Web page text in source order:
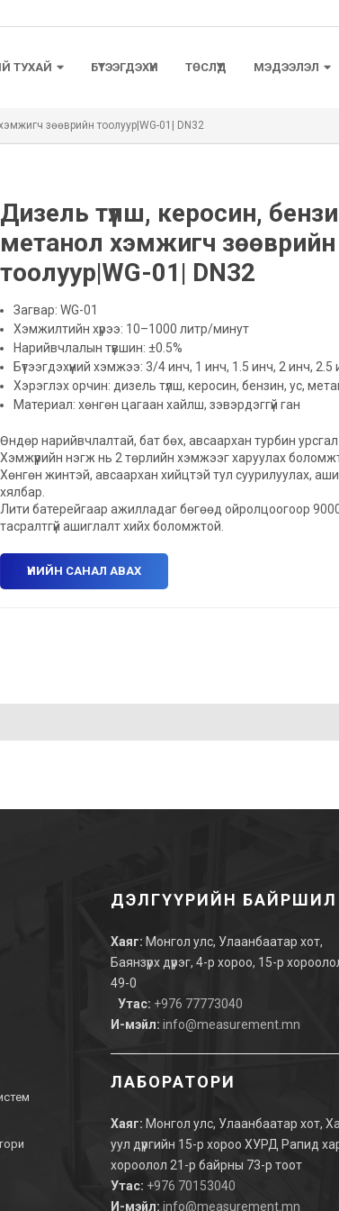
ТУХАЙ
БҮТЭЭГДЭХҮҮН ТӨСЛҮҮД МЭДЭЭЛЭЛ
зөөврийн тоолуур|WG-01| DN32
Дизель түлш, керосин,
метанол хэмжигч зөөврийн
тоолуур|WG-01| DN32
Загвар: WG-01
Хэмжилтийн хүрээ: 10–1000 литр/минут
Нарийвчлалын түвшин: ±0.5%
Бүтээгдэхүүний хэмжээ: 3/4 инч, 1 инч, 1.5 инч, 2 инч, 2.5
Хэрэглэх орчин: дизель түлш, керосин, бензин, ус,
Материал: хөнгөн цагаан хайлш, зэвэрдэггүй ган
Өндөр нарийвчлалтай, бат бөх, авсаархан турбин
Хэмжүүрийн нэгж нь 2 төрлийн хэмжээг харуулах
Хөнгөн жинтэй, авсаархан хийцтэй тул суурилуулах,
хялбар.
Лити батерейгаар ажилладаг бөгөөд ойролцоогоор
тасралтгүй ашиглалт хийх боломжтой.
ҮНИЙН САНАЛ АВАХ
ДЭЛГҮҮРИЙН БАЙРШИЛ
Хаяг: Монгол улс, Улаанбаатар хот,
Баянзүрх дүүрэг, 4-р хороо, 15-р
49-0
Утас: +976 77773040
И-мэйл: info@measurement.mn
ЛАБОРАТОРИ
Хаяг: Монгол улс, Улаанбаатар хот,
уул дүүргийн 15-р хороо ХУРД Рапид
хороолол 21-р байрны 73-р тоот
Утас: +976 70153040
И-мэйл: info@measurement.mn